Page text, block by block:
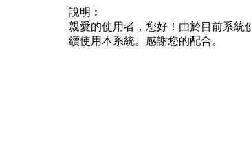
說明︰
親愛的使用者，您好！由於目前系
續使用本系統。感謝您的配合。